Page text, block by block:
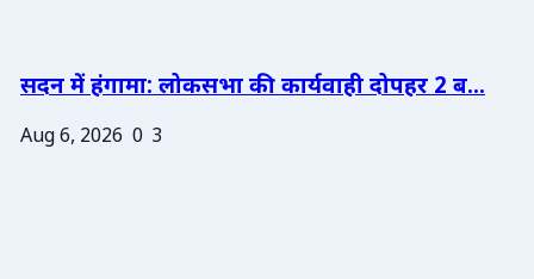
सदन में हंगामा: लोकसभा की कार्यवाही दोपहर 2 ब...
Aug 6, 2026 0 3